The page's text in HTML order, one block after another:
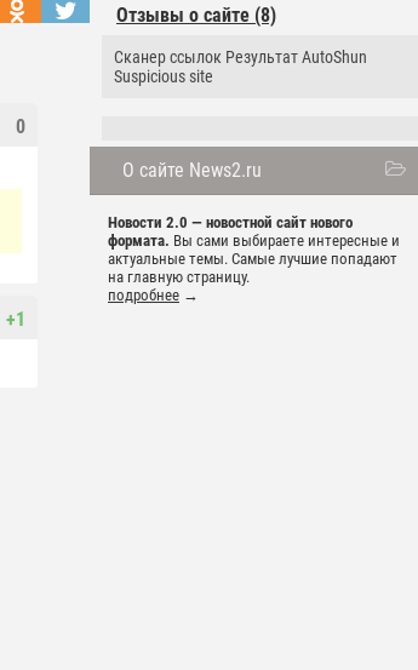
Отзывы о сайте (8)
Сканер ссылок Результат AutoShun
Suspicious site
О сайте News2.ru
Новости 2.0 — новостной сайт нового
формата. Вы сами выбираете интересные и
актуальные темы. Самые лучшие попадают
на главную страницу.
подробнее →
0
+1